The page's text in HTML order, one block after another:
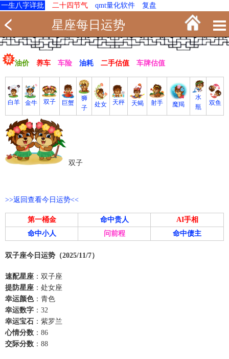
一生八字详批 二十四节气 qmt量化软件 复盘
星座每日运势
油价 养车 车险 油耗 二手估值 车牌估值
白羊 金牛 双子 巨蟹
狮
子
处女 天秤 天蝎 射手 魔羯
水
瓶
双鱼
双子
>>返回查看今日运势<<
第一桶金 命中贵人
AI手相
命中小人
问前程 命中债主
双子座今日运势（2025/11/7）
速配星座 ：双子座
提防星座 ：处女座
幸运颜色：青色
幸运数字 ：32
幸运宝石 ：紫罗兰
心情分数 ：86
交际分数 ：88